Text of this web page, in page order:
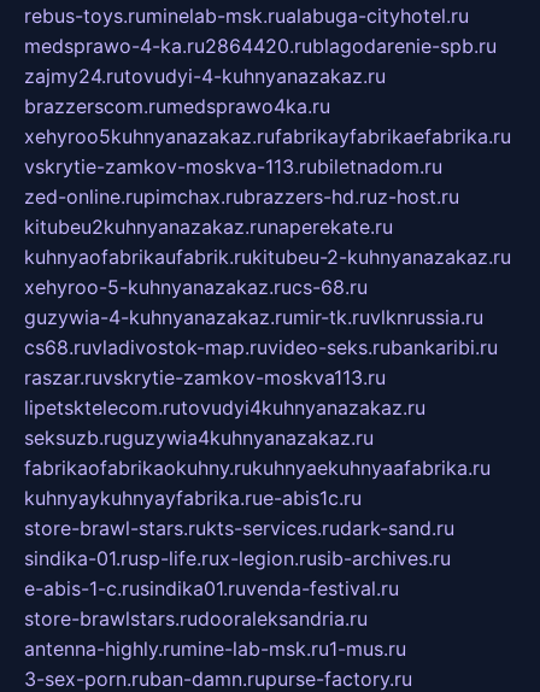
rebus-toys.ruminelab-msk.rualabuga-cityhotel.ru
medsprawo-4-ka.ru2864420.rublagodarenie-spb.ru
zajmy24.rutovudyi-4-kuhnyanazakaz.ru
brazzerscom.rumedsprawo4ka.ru
xehyroo5kuhnyanazakaz.rufabrikayfabrikaefabrika.ru
vskrytie-zamkov-moskva-113.rubiletnadom.ru
zed-online.rupimchax.rubrazzers-hd.ruz-host.ru
kitubeu2kuhnyanazakaz.runaperekate.ru
kuhnyaofabrikaufabrik.rukitubeu-2-kuhnyanazakaz.ru
xehyroo-5-kuhnyanazakaz.rucs-68.ru
guzywia-4-kuhnyanazakaz.rumir-tk.ruvlknrussia.ru
cs68.ruvladivostok-map.ruvideo-seks.rubankaribi.ru
raszar.ruvskrytie-zamkov-moskva113.ru
lipetsktelecom.rutovudyi4kuhnyanazakaz.ru
seksuzb.ruguzywia4kuhnyanazakaz.ru
fabrikaofabrikaokuhny.rukuhnyaekuhnyaafabrika.ru
kuhnyaykuhnyayfabrika.rue-abis1c.ru
store-brawl-stars.rukts-services.rudark-sand.ru
sindika-01.rusp-life.rux-legion.rusib-archives.ru
e-abis-1-c.rusindika01.ruvenda-festival.ru
store-brawlstars.rudooraleksandria.ru
antenna-highly.rumine-lab-msk.ru1-mus.ru
3-sex-porn.ruban-damn.rupurse-factory.ru